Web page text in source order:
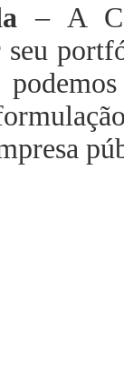
– A
seu